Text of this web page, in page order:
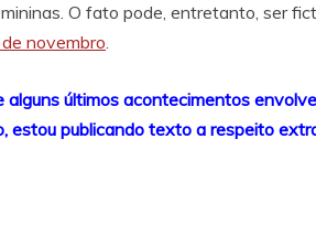
O fato pode, entretanto, ser
novembro.
alguns últimos acontecimentos
estou publicando texto a respeito